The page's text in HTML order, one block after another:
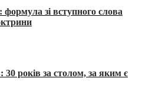
зі вступного слова
років за столом, за яким є